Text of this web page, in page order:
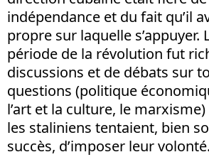
indépendance et du fait qu’il
propre sur laquelle s’appuyer.
période de la révolution fut
discussions et de débats sur
questions (politique
l’art et la culture, le
les staliniens tentaient, bien
succès, d’imposer leur volonté.